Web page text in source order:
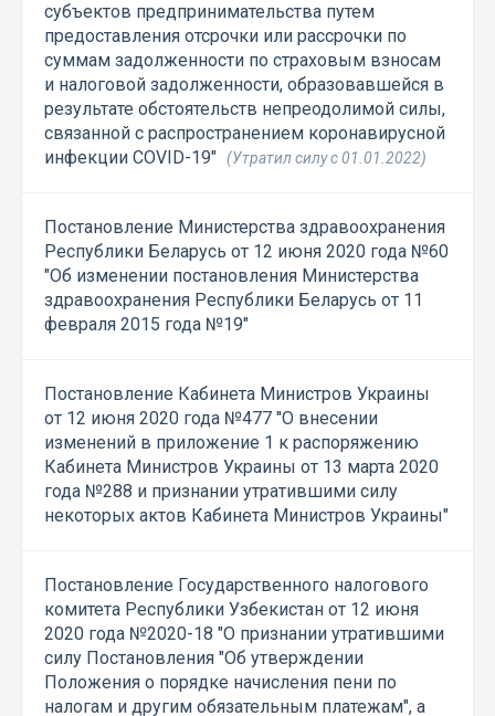
субъектов предпринимательства путем
предоставления отсрочки или рассрочки по
суммам задолженности по страховым взносам
и налоговой задолженности, образовавшейся в
результате обстоятельств непреодолимой силы,
связанной с распространением коронавирусной
инфекции COVID-19" (Утратил силу с 01.01.2022)
Постановление Министерства здравоохранения
Республики Беларусь от 12 июня 2020 года №60
"Об изменении постановления Министерства
здравоохранения Республики Беларусь от 11
февраля 2015 года №19"
Постановление Кабинета Министров Украины
от 12 июня 2020 года №477 "О внесении
изменений в приложение 1 к распоряжению
Кабинета Министров Украины от 13 марта 2020
года №288 и признании утратившими силу
некоторых актов Кабинета Министров Украины"
Постановление Государственного налогового
комитета Республики Узбекистан от 12 июня
2020 года №2020-18 "О признании утратившими
силу Постановления "Об утверждении
Положения о порядке начисления пени по
налогам и другим обязательным платежам", а